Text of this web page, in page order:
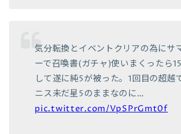
気分転換とイベントクリアの為にサ
ーで召喚書(ガチャ)使いまくったら
して遂に純5が被った。1回目の超越
ニス未だ星5のままなのに…
pic.twitter.com/VpSPrGmt0f